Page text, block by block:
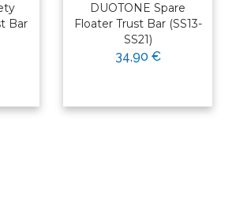
Bar
DUOTONE Spare
Floater Trust Bar (SS13-
SS21)
34,90 €